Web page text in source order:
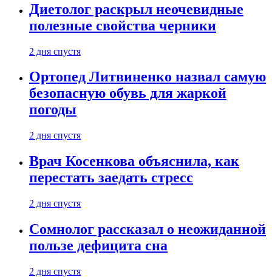
Диетолог раскрыл неочевидные
полезные свойства черники
2 дня спустя
Ортопед Литвиненко назвал самую
безопасную обувь для жаркой
погоды
2 дня спустя
Врач Косенкова объяснила, как
перестать заедать стресс
2 дня спустя
Сомнолог рассказал о неожиданной
пользе дефицита сна
2 дня спустя